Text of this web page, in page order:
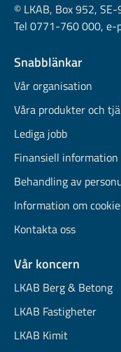
© LKAB, Box 952,
Tel 0771-760 000, e-
Snabblänkar
Vår organisation
Våra produkter och
Lediga jobb
Finansiell information
Behandling av
Information om
Kontakta oss
Vår koncern
LKAB Berg & Betong
LKAB Fastigheter
LKAB Kimit